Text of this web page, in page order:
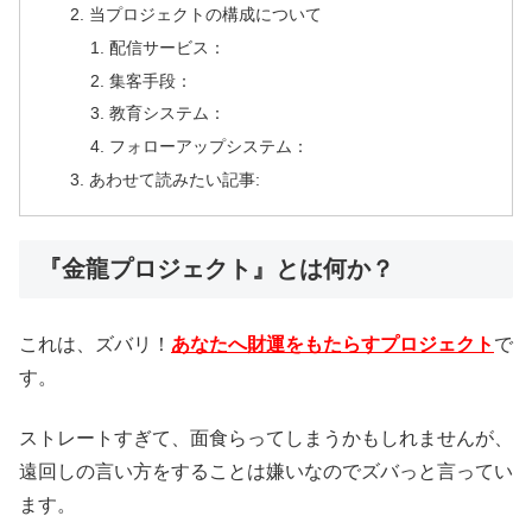
当プロジェクトの構成について
配信サービス：
集客手段：
教育システム：
フォローアップシステム：
あわせて読みたい記事:
『金龍プロジェクト』とは何か？
これは、ズバリ！ あなたへ財運をもたらすプロジェクト で
す。
ストレートすぎて、面食らってしまうかもしれませんが、
遠回しの言い方をすることは嫌いなのでズバっと言ってい
ます。